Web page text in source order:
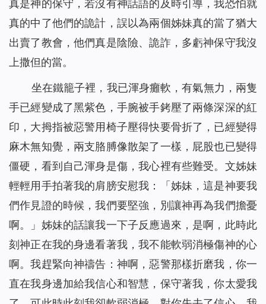
真是神的保守，若沒有神話語的及時引導，我恐怕就
真的中了他們的詭計，誤以為兩個姊妹真的當了猶大
出賣了教會，他們真是陰險、詭詐，多虧神保守我沒
上撒但的當。
坐在鐵籠子裡，我已渾身癱軟，有氣無力，兩隻
手已經變成了黑紫色，手腕被手銬壓了兩條深深的紅
印，大拇指被惡警用椅子壓得快要骨折了，已經變得
麻木無知覺，兩支胳膊像散架了一樣，屁股也已變得
僵硬，看到自己渾身是傷，我心裡有些難受。文姊妹
輕輕用手拍著我的肩膀安慰我：「姊妹，這是神要我
們作見證的時候，我們要堅強，別讓神再為我們擔憂
啊。」姊妹的話讓我一下子反應過來，是啊，此時此
刻神正在我的身邊看著我，我不能軟弱消極傷神的心
啊。我趕緊向神禱告：神啊，惡警那樣折磨我，你一
直在我身邊加給我信心和智慧，保守著我，你太愛我